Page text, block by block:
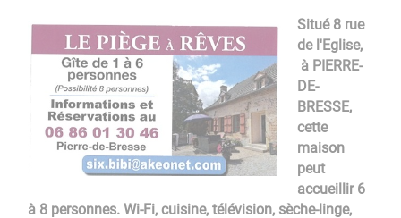
Situé 8 rue
de l'Eglise,
à PIERRE-
DE-
BRESSE,
cette
maison
peut
accueillir 6
à 8 personnes. Wi-Fi, cuisine, télévision, sèche-linge,